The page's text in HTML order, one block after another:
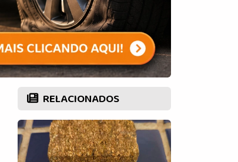
RELACIONADOS